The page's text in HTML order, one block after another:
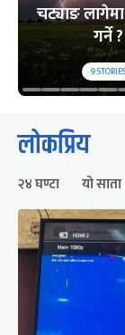
चट्याङ
गर्ने ?
9STORIES
लोकप्रिय
२४ घण्टा यो साता